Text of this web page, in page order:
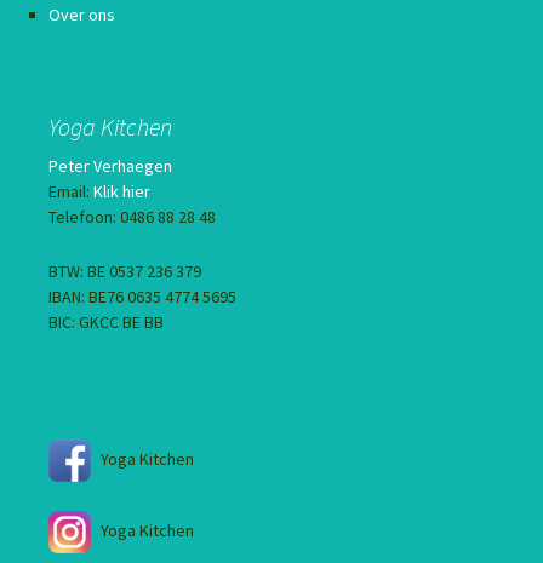
Over ons
Yoga Kitchen
Peter Verhaegen
Email: Klik hier
Telefoon: 0486 88 28 48
BTW: BE 0537 236 379
IBAN: BE76 0635 4774 5695
BIC: GKCC BE BB
Yoga Kitchen
Yoga Kitchen